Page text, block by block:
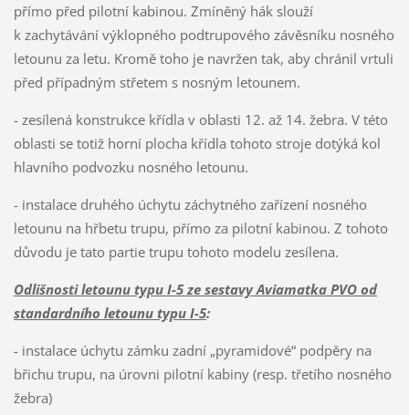
přímo před pilotní kabinou. Zmíněný hák slouží
k zachytávání výklopného podtrupového závěsníku nosného
letounu za letu. Kromě toho je navržen tak, aby chránil vrtuli
před případným střetem s nosným letounem.
- zesílená konstrukce křídla v oblasti 12. až 14. žebra. V této
oblasti se totiž horní plocha křídla tohoto stroje dotýká kol
hlavního podvozku nosného letounu.
- instalace druhého úchytu záchytného zařízení nosného
letounu na hřbetu trupu, přímo za pilotní kabinou. Z tohoto
důvodu je tato partie trupu tohoto modelu zesílena.
Odlišnosti letounu typu I-5 ze sestavy Aviamatka PVO od
standardního letounu typu I-5:
- instalace úchytu zámku zadní „pyramidové“ podpěry na
břichu trupu, na úrovni pilotní kabiny (resp. třetího nosného
žebra)